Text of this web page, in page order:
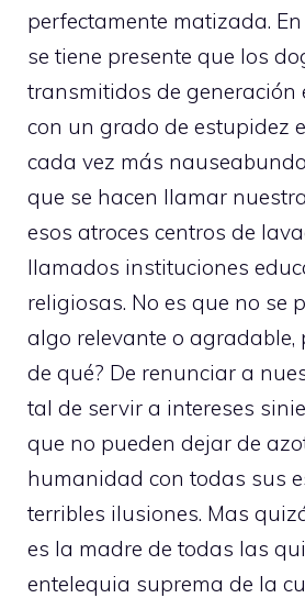
perfectamente matizada.
se tiene presente que los
transmitidos de generación
con un grado de estupidez
cada vez más
que se hacen llamar
esos atroces centros de
llamados instituciones
religiosas. No es que no se
algo relevante o agradable,
de qué? De renunciar a
tal de servir a intereses
que no pueden dejar de
humanidad con todas sus
terribles ilusiones. Mas
es la madre de todas las
entelequia suprema de la